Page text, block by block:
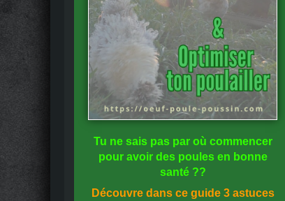
Tu ne sais pas par où commencer
pour avoir des poules en bonne
santé??
Découvre dans ce guide 3 astuces